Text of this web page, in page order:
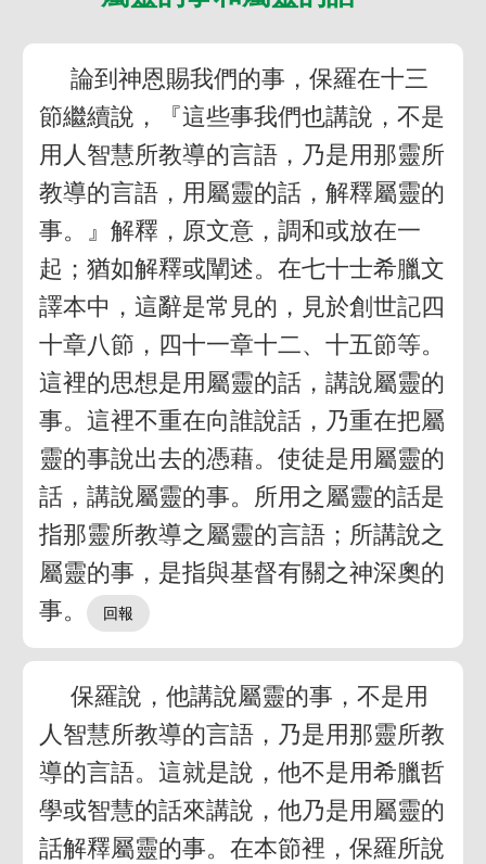
論到神恩賜我們的事，保羅在十三
節繼續說，『這些事我們也講說，不是
用人智慧所教導的言語，乃是用那靈所
教導的言語，用屬靈的話，解釋屬靈的
事。』解釋，原文意，調和或放在一
起；猶如解釋或闡述。在七十士希臘文
譯本中，這辭是常見的，見於創世記四
十章八節，四十一章十二、十五節等。
這裡的思想是用屬靈的話，講說屬靈的
事。這裡不重在向誰說話，乃重在把屬
靈的事說出去的憑藉。使徒是用屬靈的
話，講說屬靈的事。所用之屬靈的話是
指那靈所教導之屬靈的言語；所講說之
屬靈的事，是指與基督有關之神深奧的
事。
保羅說，他講說屬靈的事，不是用
人智慧所教導的言語，乃是用那靈所教
導的言語。這就是說，他不是用希臘哲
學或智慧的話來講說，他乃是用屬靈的
話解釋屬靈的事。在本節裡，保羅所說